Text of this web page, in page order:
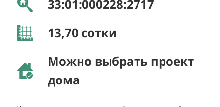
33:01:000228:2717
13,70 сотки
Можно выбрать проект
дома